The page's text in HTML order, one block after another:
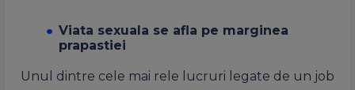
Viata sexuala se afla pe marginea
prapastiei
Unul dintre cele mai rele lucruri legate de un job